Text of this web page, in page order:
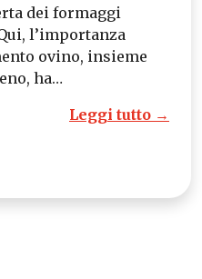
dei formaggi
l’importanza
ovino, insieme
ha…
Leggi tutto →